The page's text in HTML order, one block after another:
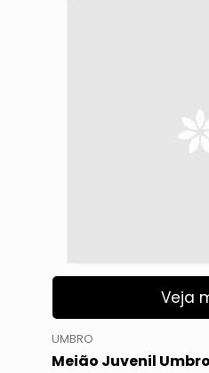
Veja
UMBRO
Meião Juvenil